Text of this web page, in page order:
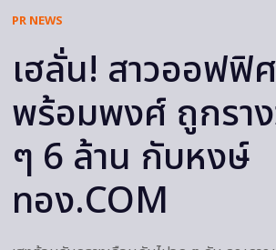
PR NEWS
เฮลั่น! สาวออฟฟิ
พร้อมพงศ์ ถูกรา
ๆ 6 ล้าน กับหงษ์
ทอง.COM